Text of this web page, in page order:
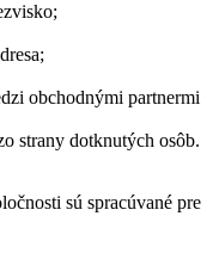
obchodnými partnermi
strany dotknutých osôb.
sú spracúvané pre